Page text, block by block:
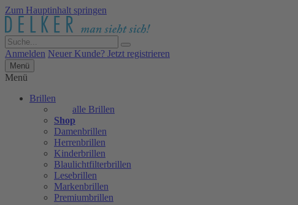
Zum Hauptinhalt springen
Anmelden Neuer Kunde? Jetzt registrieren
Menü
Menü
Brillen
alle Brillen
Shop
Damenbrillen
Herrenbrillen
Kinderbrillen
Blaulichtfilterbrillen
Lesebrillen
Markenbrillen
Premiumbrillen